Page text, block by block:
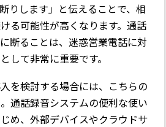
りします」と伝えることで、相
る可能性が高くなります。通話
断ることは、迷惑営業電話に対
して非常に重要です。
を検討する場合には、こちらの
通話録音システムの便利な使い
め、外部デバイスやクラウドサ